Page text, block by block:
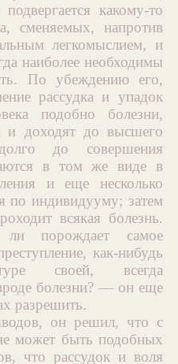
какому-то
сменяемых, напротив
легкомыслием, и
наиболее необходимы
По убеждению его,
рассудка и упадок
подобно болезни,
и доходят до высшего
до совершения
в том же виде в
и еще несколько
по индивидууму; затем
всякая болезнь.
порождает самое
как-нибудь
своей, всегда
болезни? — он еще
разрешить.
он решил, что с
может быть подобных
что рассудок и воля